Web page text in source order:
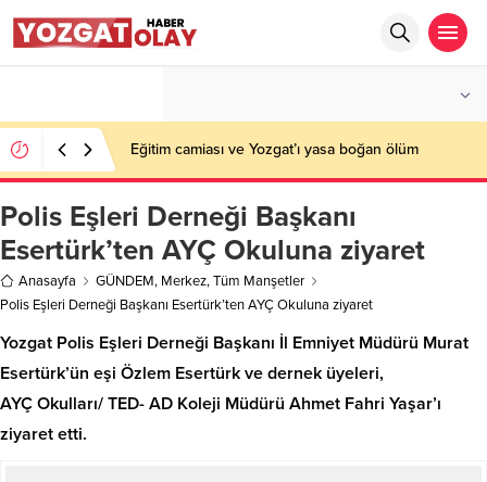
Eğitim camiası ve Yozgat’ı yasa boğan ölüm
Polis Eşleri Derneği Başkanı
Esertürk’ten AYÇ Okuluna ziyaret
Anasayfa GÜNDEM, Merkez,Tüm Manşetler
Polis Eşleri Derneği Başkanı Esertürk’ten AYÇ Okuluna ziyaret
Yozgat Polis Eşleri Derneği Başkanı İl Emniyet Müdürü Murat
Esertürk’ün eşi Özlem Esertürk ve dernek üyeleri,
AYÇ Okulları/ TED- AD Koleji Müdürü Ahmet Fahri Yaşar’ı
ziyaret etti.